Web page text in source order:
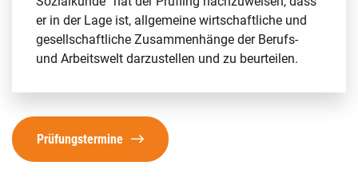
er in der Lage ist, allgemeine wirtschaftliche und
gesellschaftliche Zusammenhänge der Berufs-
und Arbeitswelt darzustellen und zu beurteilen.
Prüfungstermine